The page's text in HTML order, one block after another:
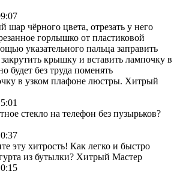
шар чёрного цвета, отрезать у него
горлышко от пластиковой
указательного пальца заправить
крышку и вставить лампочку в
будет без труда поменять
в узком плафоне люстры. Хитрый
стекло на телефон без пузырьков?
эту хитрость! Как легко и быстро
из бутылки? Хитрый Мастер